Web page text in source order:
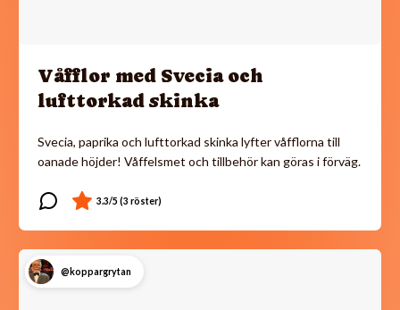
Våfflor med Svecia och
lufttorkad skinka
Svecia, paprika och lufttorkad skinka lyfter våfflorna till
oanade höjder! Våffelsmet och tillbehör kan göras i förväg.
@koppargrytan